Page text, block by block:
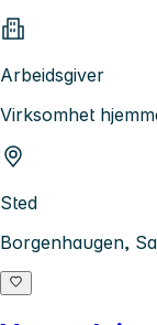
Arbeidsgiver
Virksomhet
Sted
Borgenhaugen,